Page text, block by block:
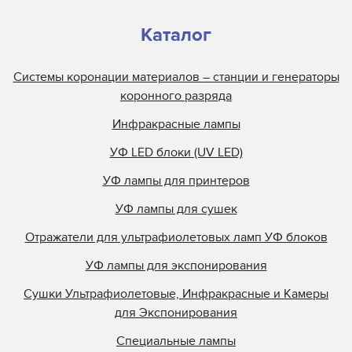
Каталог
Системы коронации материалов – станции и генераторы
коронного разряда
Инфракрасные лампы
УФ LED блоки (UV LED)
УФ лампы для принтеров
УФ лампы для сушек
Отражатели для ультрафиолетовых ламп УФ блоков
УФ лампы для экспонирования
Сушки Ультрафиолетовые, Инфракрасные и Камеры
для Экспонирования
Специальные лампы